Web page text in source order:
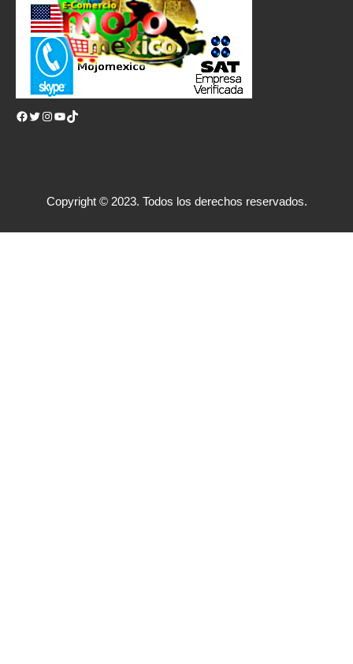
Facebook Twitter Instagram YouTube TikTok
Copyright © 2023. Todos los derechos reservados.